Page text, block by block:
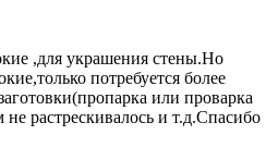
,для украшения стены.Но
потребуется более
или проварка
растрескивалось и т.д.Спасибо